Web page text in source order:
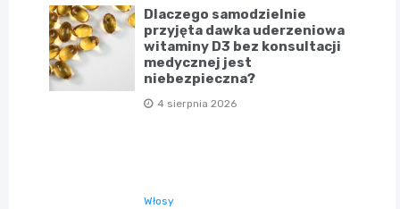
Dlaczego samodzielnie
przyjęta dawka uderzeniowa
witaminy D3 bez konsultacji
medycznej jest
niebezpieczna?
4 sierpnia 2026
Włosy